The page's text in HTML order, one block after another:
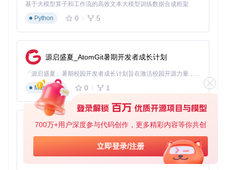
700万+用户深度参与代码创作，更多精彩内容等你共创
立即登录/注册
典型应用场景：从个人到团队的全场景覆盖
个人知识库：构建你的第二大脑
AppFlowy的文档编辑器支持富文本、表格、媒体嵌入等多种
内容形式，配合标签和双向链接功能，帮助你构建结构化的个
人知识体系。通过自定义模板和快捷操作，你可以快速创建读
书笔记、项目笔记和日常思考记录。
团队协作：实时协同的无缝体验
创建共享工作区，邀请团队成员共同编辑文档和管理项目。Ap
pFlowy的实时同步功能确保所有成员看到最新内容，而细粒度
的权限控制则可以保护敏感信息。团队成员可以通过评论和@
提及功能进行即时沟通，无需切换到其他通讯工具。
基于大模型算子和工作流的高效文本大模型训练数据合成框架
Python
0 5
源启盛夏_AtomGit暑期开发者成长计划
「源启盛夏」暑期校园开发者成长计划旨在激活校园开源力量，通过积分激励、认证扶持、资源倾斜等形式，引导高校组织和开发者完成「入驻 — 建项目 — 做贡献 — 获认证 — 得资源」的完整闭环。无论你是想带领社团入驻平台的组织者，还是希望用代码贡献证明自己的开发者，都能在这里找到属于你的成长路径。
Markdown
0 1
py-xiaozhi
基于Python的Xiaozhi AI，适用于想要完整Xiaozhi体验而无需拥有专用硬件的用户。
Python
0 1